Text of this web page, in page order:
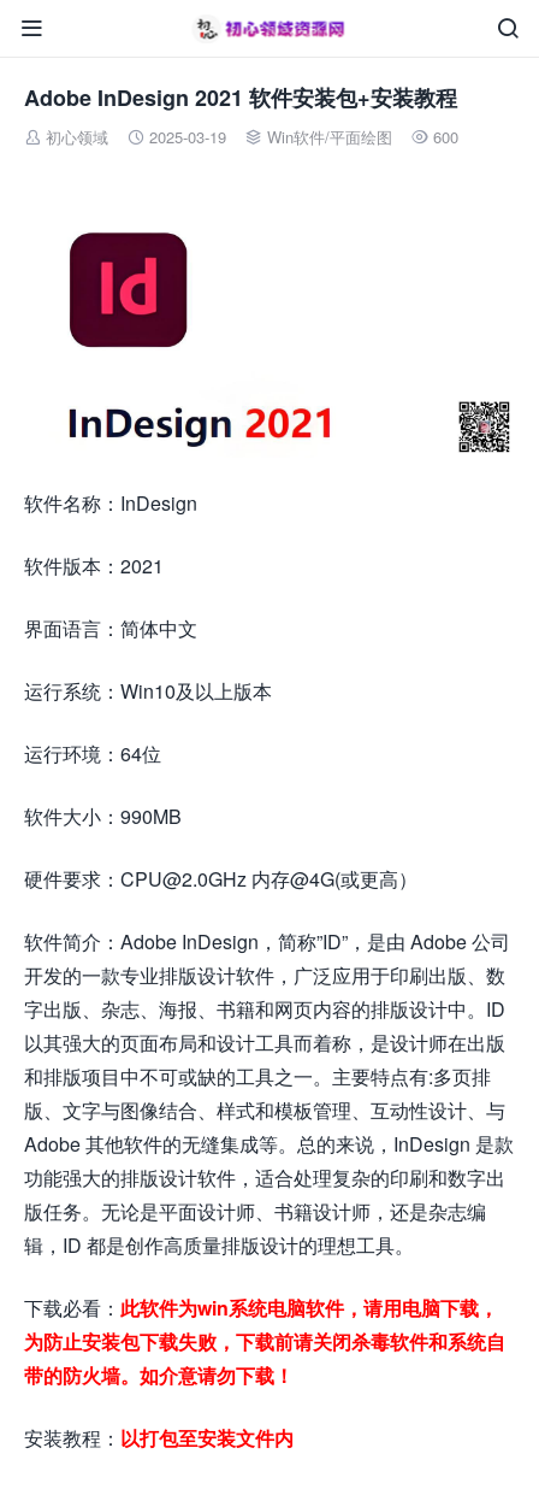


Adobe InDesign 2021 软件安装包+安装教程
 初心领域  2025-03-19  Win软件/平面绘图  600
软件名称：InDesign
软件版本：2021
界面语言：简体中文
运行系统：Win10及以上版本
运行环境：64位
软件大小：990MB
硬件要求：CPU@2.0GHz 内存@4G(或更高）
软件简介：Adobe InDesign，简称”ID”，是由 Adobe 公司
开发的一款专业排版设计软件，广泛应用于印刷出版、数
字出版、杂志、海报、书籍和网页内容的排版设计中。ID
以其强大的页面布局和设计工具而着称，是设计师在出版
和排版项目中不可或缺的工具之一。主要特点有:多页排
版、文字与图像结合、样式和模板管理、互动性设计、与
Adobe 其他软件的无缝集成等。总的来说，InDesign 是款
功能强大的排版设计软件，适合处理复杂的印刷和数字出
版任务。无论是平面设计师、书籍设计师，还是杂志编
辑，ID 都是创作高质量排版设计的理想工具。
下载必看： 此软件为win系统电脑软件，请用电脑下载，
为防止安装包下载失败，下载前请关闭杀毒软件和系统自
带的防火墙。如介意请勿下载！
安装教程： 以打包至安装文件内